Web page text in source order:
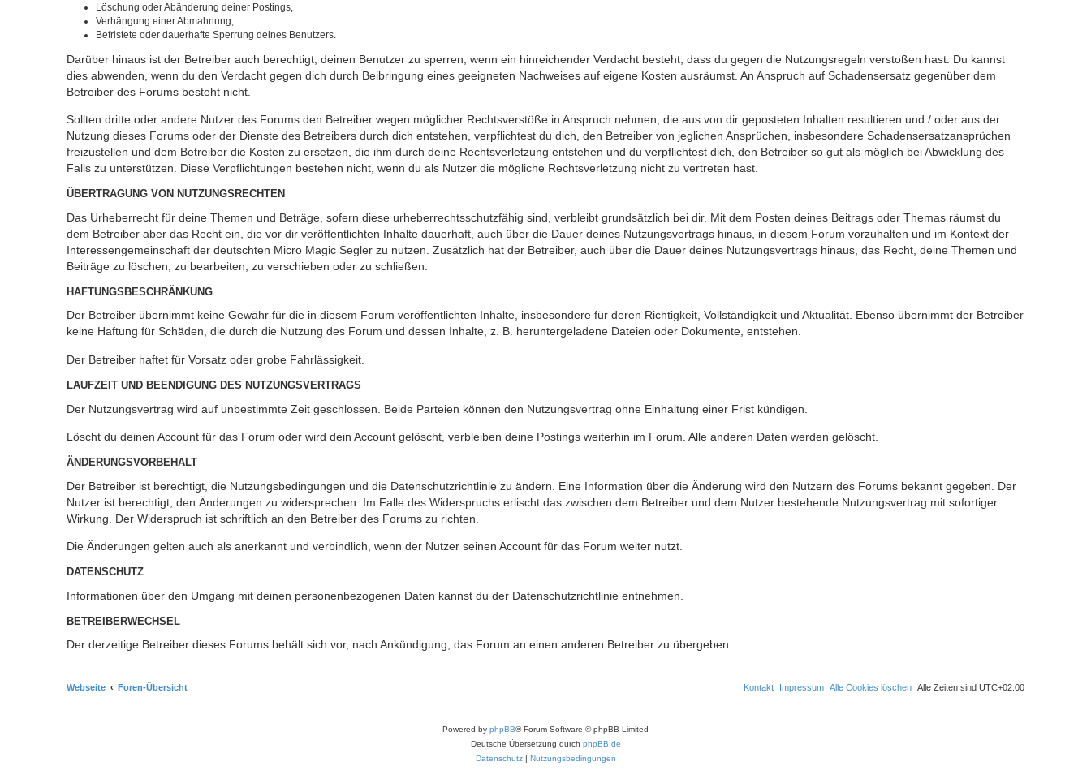
Löschung oder Abänderung deiner Postings,
Verhängung einer Abmahnung,
Befristete oder dauerhafte Sperrung deines Benutzers.
Darüber hinaus ist der Betreiber auch berechtigt, deinen Benutzer zu sperren, wenn ein hinreichender Verdacht besteht, dass du gegen die Nutzungsregeln verstoßen hast. Du kannst
dies abwenden, wenn du den Verdacht gegen dich durch Beibringung eines geeigneten Nachweises auf eigene Kosten ausräumst. An Anspruch auf Schadensersatz gegenüber dem
Betreiber des Forums besteht nicht.
Sollten dritte oder andere Nutzer des Forums den Betreiber wegen möglicher Rechtsverstöße in Anspruch nehmen, die aus von dir geposteten Inhalten resultieren und / oder aus der
Nutzung dieses Forums oder der Dienste des Betreibers durch dich entstehen, verpflichtest du dich, den Betreiber von jeglichen Ansprüchen, insbesondere Schadensersatzansprüchen
freizustellen und dem Betreiber die Kosten zu ersetzen, die ihm durch deine Rechtsverletzung entstehen und du verpflichtest dich, den Betreiber so gut als möglich bei Abwicklung des
Falls zu unterstützen. Diese Verpflichtungen bestehen nicht, wenn du als Nutzer die mögliche Rechtsverletzung nicht zu vertreten hast.
ÜBERTRAGUNG VON NUTZUNGSRECHTEN
Das Urheberrecht für deine Themen und Beträge, sofern diese urheberrechtsschutzfähig sind, verbleibt grundsätzlich bei dir. Mit dem Posten deines Beitrags oder Themas räumst du
dem Betreiber aber das Recht ein, die vor dir veröffentlichten Inhalte dauerhaft, auch über die Dauer deines Nutzungsvertrags hinaus, in diesem Forum vorzuhalten und im Kontext der
Interessengemeinschaft der deutschten Micro Magic Segler zu nutzen. Zusätzlich hat der Betreiber, auch über die Dauer deines Nutzungsvertrags hinaus, das Recht, deine Themen und
Beiträge zu löschen, zu bearbeiten, zu verschieben oder zu schließen.
HAFTUNGSBESCHRÄNKUNG
Der Betreiber übernimmt keine Gewähr für die in diesem Forum veröffentlichten Inhalte, insbesondere für deren Richtigkeit, Vollständigkeit und Aktualität. Ebenso übernimmt der Betreiber
keine Haftung für Schäden, die durch die Nutzung des Forum und dessen Inhalte, z. B. heruntergeladene Dateien oder Dokumente, entstehen.
Der Betreiber haftet für Vorsatz oder grobe Fahrlässigkeit.
LAUFZEIT UND BEENDIGUNG DES NUTZUNGSVERTRAGS
Der Nutzungsvertrag wird auf unbestimmte Zeit geschlossen. Beide Parteien können den Nutzungsvertrag ohne Einhaltung einer Frist kündigen.
Löscht du deinen Account für das Forum oder wird dein Account gelöscht, verbleiben deine Postings weiterhin im Forum. Alle anderen Daten werden gelöscht.
ÄNDERUNGSVORBEHALT
Der Betreiber ist berechtigt, die Nutzungsbedingungen und die Datenschutzrichtlinie zu ändern. Eine Information über die Änderung wird den Nutzern des Forums bekannt gegeben. Der
Nutzer ist berechtigt, den Änderungen zu widersprechen. Im Falle des Widerspruchs erlischt das zwischen dem Betreiber und dem Nutzer bestehende Nutzungsvertrag mit sofortiger
Wirkung. Der Widerspruch ist schriftlich an den Betreiber des Forums zu richten.
Die Änderungen gelten auch als anerkannt und verbindlich, wenn der Nutzer seinen Account für das Forum weiter nutzt.
DATENSCHUTZ
Informationen über den Umgang mit deinen personenbezogenen Daten kannst du der Datenschutzrichtlinie entnehmen.
BETREIBERWECHSEL
Der derzeitige Betreiber dieses Forums behält sich vor, nach Ankündigung, das Forum an einen anderen Betreiber zu übergeben.
Webseite Foren-Übersicht Alle Zeiten sind UTC+02:00
Alle Cookies löschen
Impressum
Kontakt
Powered by phpBB® Forum Software © phpBB Limited
Deutsche Übersetzung durch phpBB.de
Datenschutz| Nutzungsbedingungen